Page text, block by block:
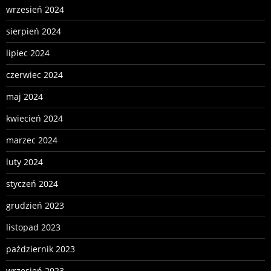
wrzesień 2024
sierpień 2024
lipiec 2024
czerwiec 2024
maj 2024
kwiecień 2024
marzec 2024
luty 2024
styczeń 2024
grudzień 2023
listopad 2023
październik 2023